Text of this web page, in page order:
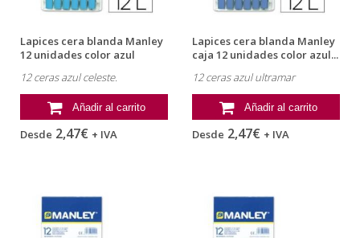
Lapices cera blanda Manley
12 unidades color azul
12 ceras azul celeste.
Añadir al carrito
Desde 2,47€ + IVA
Lapices cera blanda Manley
caja 12 unidades color azul...
12 ceras azul ultramar
Añadir al carrito
Desde 2,47€ + IVA